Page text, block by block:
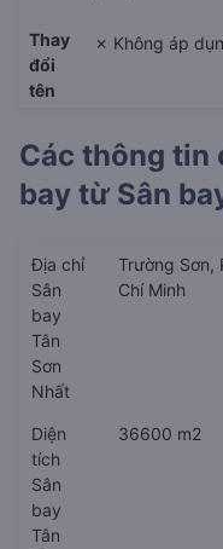
Thay
đổi
tên
✗ Không áp
Các thông tin
bay từ Sân
Địa chỉ
Sân
bay
Tân
Sơn
Nhất
Trường Sơn,
Chí Minh
Diện
tích
Sân
bay
Tân
36600 m2